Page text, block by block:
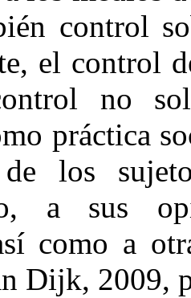
control
el control
no
práctica
los
a sus
como a
Dijk, 2009,